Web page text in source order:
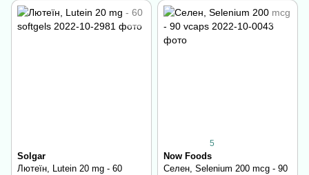
Solgar
Лютеїн, Lutein 20 mg - 60
5
Now Foods
Селен, Selenium 200 mcg - 90